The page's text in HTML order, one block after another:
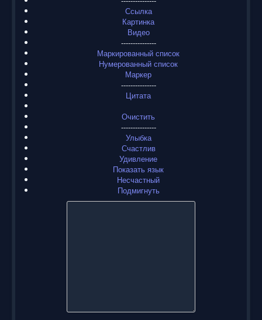
Ссылка
Картинка
Видео
---------------
Маркированный список
Нумерованный список
Маркер
---------------
Цитата
Очистить
---------------
Улыбка
Счастлив
Удивление
Показать язык
Несчастный
Подмигнуть